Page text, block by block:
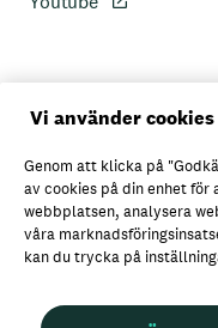
Personuppgiftspolicy
Axfoods
Här kan du köpa
Vi använder cookies
Genom att klicka på
av cookies på din enhet
webbplatsen, analysera
våra
kan du trycka på